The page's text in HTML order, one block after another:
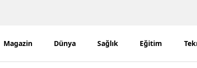
Magazin Dünya Sağlık Eğitim